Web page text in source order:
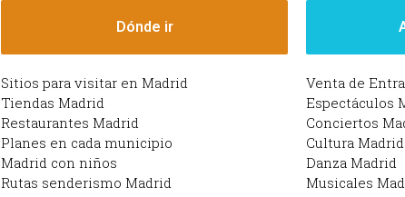
Dónde ir
Sitios para visitar en Madrid
Tiendas Madrid
Restaurantes Madrid
Planes en cada municipio
Madrid con niños
Rutas senderismo Madrid
Venta de
Espectáculos
Conciertos
Cultura Madrid
Danza Madrid
Musicales